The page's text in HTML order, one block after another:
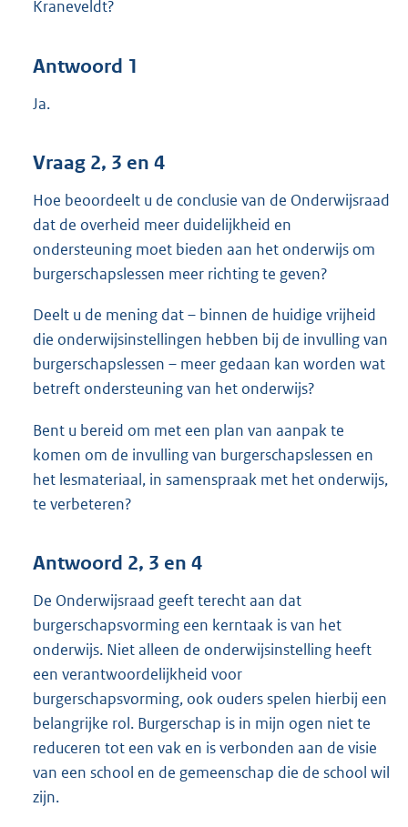
Kraneveldt?
Antwoord 1
Ja.
Vraag 2, 3 en 4
Hoe beoordeelt u de conclusie van de Onderwijsraad
dat de overheid meer duidelijkheid en
ondersteuning moet bieden aan het onderwijs om
burgerschapslessen meer richting te geven?
Deelt u de mening dat – binnen de huidige vrijheid
die onderwijsinstellingen hebben bij de invulling van
burgerschapslessen – meer gedaan kan worden wat
betreft ondersteuning van het onderwijs?
Bent u bereid om met een plan van aanpak te
komen om de invulling van burgerschapslessen en
het lesmateriaal, in samenspraak met het onderwijs,
te verbeteren?
Antwoord 2, 3 en 4
De Onderwijsraad geeft terecht aan dat
burgerschapsvorming een kerntaak is van het
onderwijs. Niet alleen de onderwijsinstelling heeft
een verantwoordelijkheid voor
burgerschapsvorming, ook ouders spelen hierbij een
belangrijke rol. Burgerschap is in mijn ogen niet te
reduceren tot een vak en is verbonden aan de visie
van een school en de gemeenschap die de school wil
zijn.